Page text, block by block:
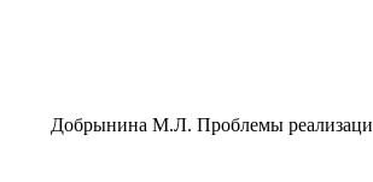
Добрынина М.Л. Проблемы реализации